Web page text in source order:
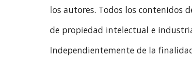
los autores. Todos los contenidos
de propiedad intelectual e
Independientemente de la